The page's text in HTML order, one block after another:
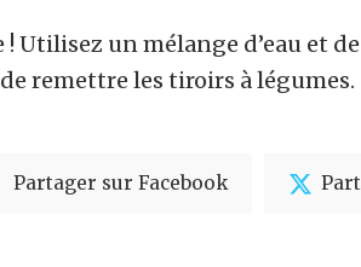
Utilisez un mélange d’eau et
remettre les tiroirs à légumes.
Partager sur Facebook